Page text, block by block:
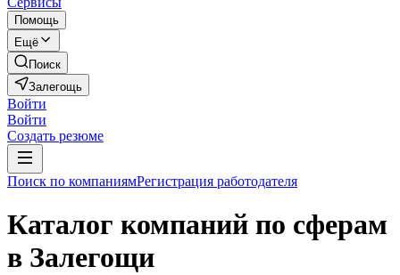
Помощь
Ещё
Поиск
Залегощь
Войти
Войти
Создать резюме
Поиск по компаниямРегистрация работодателя
Каталог компаний по сферам
в Залегощи